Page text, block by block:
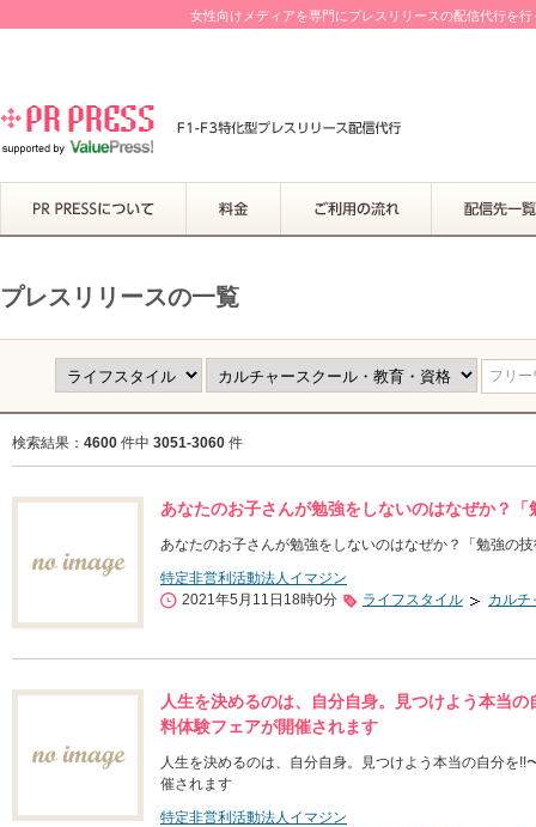
女性向けメディアを専門にプレスリリースの配信代行を
プレスリリースの一覧
フリ
検索結果： 4600 件中 3051-3060 件
あなたのお子さんが勉強をしないのはなぜか？
あなたのお子さんが勉強をしないのはなぜか？「勉強の
特定非営利活動法人イマジン
2021年5月11日18時0分
ライフスタイル カルチ
人生を決めるのは、自分自身。見つけよう本当
料体験フェアが開催されます
人生を決めるのは、自分自身。見つけよう本当の自分を
催されます
特定非営利活動法人イマジン